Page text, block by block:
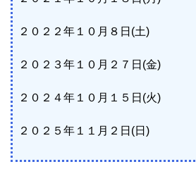
２０２２年１０月８日(土)
２０２３年１０月２７日(金)
２０２４年１０月１５日(火)
２０２５年１１月２日(日)